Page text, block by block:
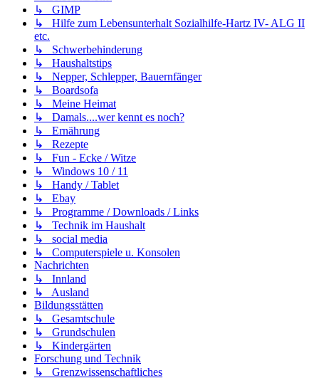
↳ GIMP
↳ Hilfe zum Lebensunterhalt Sozialhilfe-Hartz IV- ALG II
etc.
↳ Schwerbehinderung
↳ Haushaltstips
↳ Nepper, Schlepper, Bauernfänger
↳ Boardsofa
↳ Meine Heimat
↳ Damals....wer kennt es noch?
↳ Ernährung
↳ Rezepte
↳ Fun - Ecke / Witze
↳ Windows 10 / 11
↳ Handy / Tablet
↳ Ebay
↳ Programme / Downloads / Links
↳ Technik im Haushalt
↳ social media
↳ Computerspiele u. Konsolen
Nachrichten
↳ Innland
↳ Ausland
Bildungsstätten
↳ Gesamtschule
↳ Grundschulen
↳ Kindergärten
Forschung und Technik
↳ Grenzwissenschaftliches